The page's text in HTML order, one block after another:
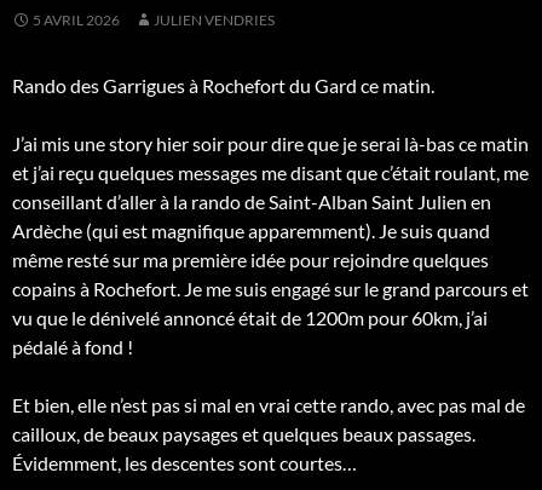
5 AVRIL 2026 JULIEN VENDRIES
Rando des Garrigues à Rochefort du Gard ce matin.
J’ai mis une story hier soir pour dire que je serai là-bas ce matin
et j’ai reçu quelques messages me disant que c’était roulant, me
conseillant d’aller à la rando de Saint-Alban Saint Julien en
Ardèche (qui est magnifique apparemment). Je suis quand
même resté sur ma première idée pour rejoindre quelques
copains à Rochefort. Je me suis engagé sur le grand parcours et
vu que le dénivelé annoncé était de 1200m pour 60km, j’ai
pédalé à fond !
Et bien, elle n’est pas si mal en vrai cette rando, avec pas mal de
cailloux, de beaux paysages et quelques beaux passages.
Évidemment, les descentes sont courtes…